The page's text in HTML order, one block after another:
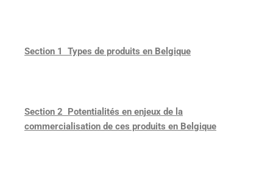
Section 1 Types de produits en Belgique
Section 2 Potentialités en enjeux de la
commercialisation de ces produits en Belgique